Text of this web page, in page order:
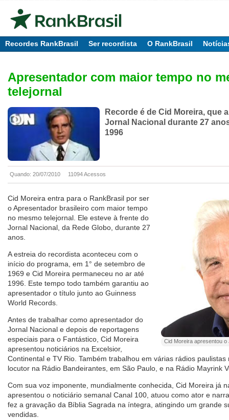
Recordes RankBrasil Ser recordista O RankBrasil
Apresentador com maior tempo no
telejornal
Recorde é de Cid Moreira, que
Jornal Nacional durante 27
1996
Quando: 20/07/2010 11094 Acessos
Cid Moreira apresentou
Cid Moreira entra para o RankBrasil por ser
o Apresentador brasileiro com maior tempo
no mesmo telejornal. Ele esteve à frente do
Jornal Nacional, da Rede Globo, durante 27
anos.
A estreia do recordista aconteceu com o
início do programa, em 1° de setembro de
1969 e Cid Moreira permaneceu no ar até
1996. Este tempo todo também garantiu ao
apresentador o título junto ao Guinness
World Records.
Antes de trabalhar como apresentador do
Jornal Nacional e depois de reportagens
especiais para o Fantástico, Cid Moreira
apresentou noticiários na Excelsior,
Continental e TV Rio. Também trabalhou em várias rádios
locutor na Rádio Bandeirantes, em São Paulo, e na Rádio Mayrink
Com sua voz imponente, mundialmente conhecida, Cid Moreira já
apresentou o noticiário semanal Canal 100, atuou como ator e
fez a gravação da Bíblia Sagrada na íntegra, atingindo um grande
vendidas.